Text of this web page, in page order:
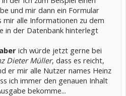
und mir dann ein Formular
mir alle Informationen zu dem
in der Datenbank hinterlegt
aber ich würde jetzt gerne bei
Dieter Müller, dass es reicht,
er mir alle Nutzer names Heinz
ich immer den genauen Inhalt
bekomme...